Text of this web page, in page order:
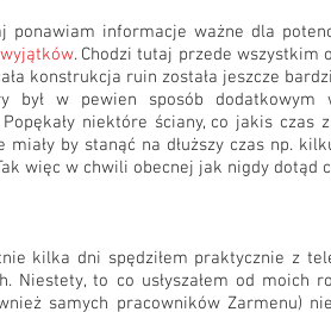
ponawiam informacje ważne dla
. Chodzi tutaj przede wszystkim
konstrukcja ruin została jeszcze
w pewien sposób dodatkowym
Popękały niektóre ściany, co jakis
miały by stanąć na dłuższy czas np.
więc w chwili obecnej jak nigdy dotąd
kilka dni spędziłem praktycznie z
Niestety, to co usłyszałem od
samych pracowników Zarmenu)